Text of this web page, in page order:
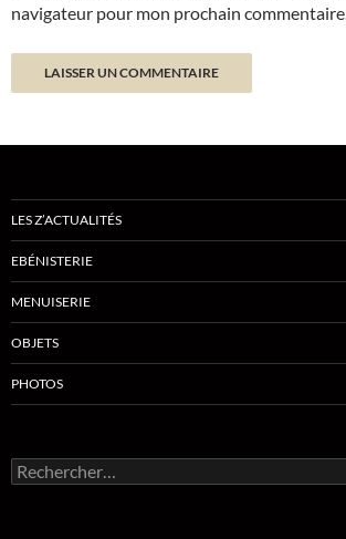
navigateur pour mon prochain commentaire.
LES Z’ACTUALITÉS
EBÉNISTERIE
MENUISERIE
OBJETS
PHOTOS
Rechercher :